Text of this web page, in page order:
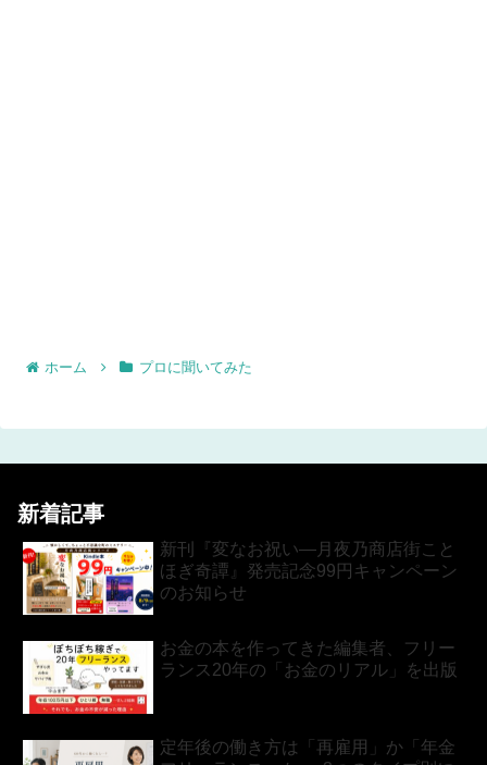
ホーム プロに聞いてみた
新着記事
新刊『変なお祝い―月夜乃商店街こと
ほぎ奇譚』発売記念99円キャンペーン
のお知らせ
お金の本を作ってきた編集者、フリー
ランス20年の「お金のリアル」を出版
定年後の働き方は「再雇用」か「年金